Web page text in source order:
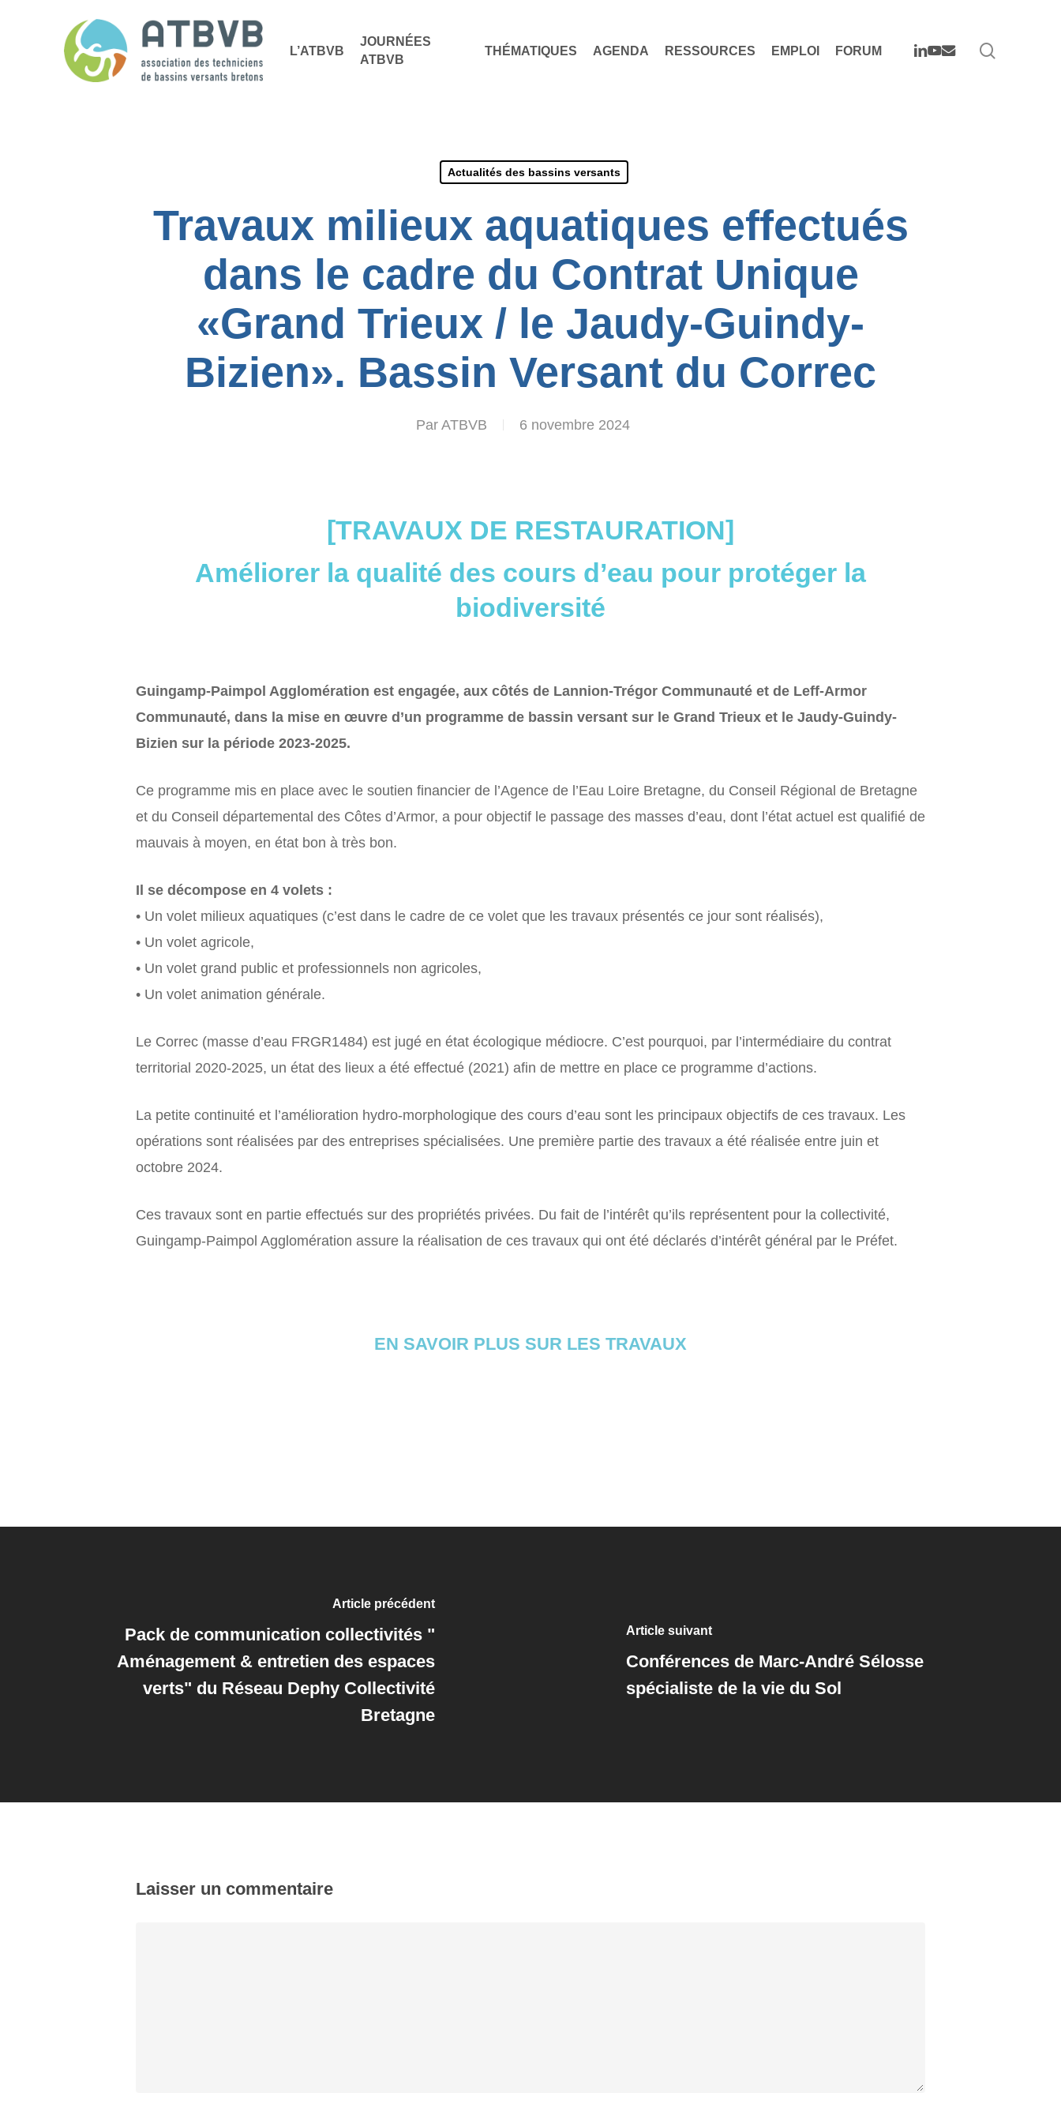
L’ATBVB
JOURNÉES
ATBVB
THÉMATIQUES AGENDA RESSOURCES EMPLOI FORUM LINKEDIN
YOUTUBE
EMAIL
Actualités des bassins versants
Travaux milieux aquatiques effectués
dans le cadre du Contrat Unique
«Grand Trieux / le Jaudy-Guindy-
Bizien». Bassin Versant du Correc
Par ATBVB 6 novembre 2024
[TRAVAUX DE RESTAURATION]
Améliorer la qualité des cours d’eau pour protéger la
biodiversité
Guingamp-Paimpol Agglomération est engagée, aux côtés de Lannion-Trégor Communauté et de Leff-Armor
Communauté, dans la mise en œuvre d’un programme de bassin versant sur le Grand Trieux et le Jaudy-Guindy-
Bizien sur la période 2023-2025.
Ce programme mis en place avec le soutien financier de l’Agence de l’Eau Loire Bretagne, du Conseil Régional de Bretagne
et du Conseil départemental des Côtes d’Armor, a pour objectif le passage des masses d’eau, dont l’état actuel est qualifié de
mauvais à moyen, en état bon à très bon.
Il se décompose en 4 volets :
• Un volet milieux aquatiques (c’est dans le cadre de ce volet que les travaux présentés ce jour sont réalisés),
• Un volet agricole,
• Un volet grand public et professionnels non agricoles,
• Un volet animation générale.
Le Correc (masse d’eau FRGR1484) est jugé en état écologique médiocre. C’est pourquoi, par l’intermédiaire du contrat
territorial 2020-2025, un état des lieux a été effectué (2021) afin de mettre en place ce programme d’actions.
La petite continuité et l’amélioration hydro-morphologique des cours d’eau sont les principaux objectifs de ces travaux. Les
opérations sont réalisées par des entreprises spécialisées. Une première partie des travaux a été réalisée entre juin et
octobre 2024.
Ces travaux sont en partie effectués sur des propriétés privées. Du fait de l’intérêt qu’ils représentent pour la collectivité,
Guingamp-Paimpol Agglomération assure la réalisation de ces travaux qui ont été déclarés d’intérêt général par le Préfet.
EN SAVOIR PLUS SUR LES TRAVAUX
Article précédent
Pack de communication collectivités "
Aménagement & entretien des espaces
verts" du Réseau Dephy Collectivité
Bretagne
Article suivant
Conférences de Marc-André Sélosse
spécialiste de la vie du Sol
Laisser un commentaire